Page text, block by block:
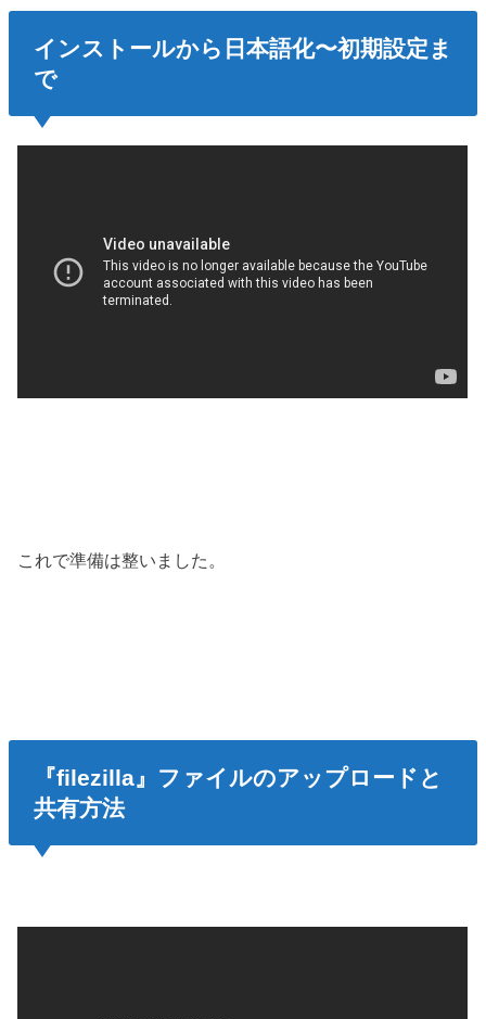
インストールから日本語化〜初期設定ま
で
これで準備は整いました。
『filezilla』ファイルのアップロードと
共有方法